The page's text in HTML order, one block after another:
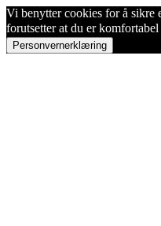
Vi benytter cookies for å sikre
forutsetter at du er komfortabel
Personvernerklæring